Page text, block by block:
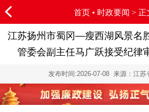
首页• 时政要闻 > 正
江苏扬州市蜀冈—瘦西湖风景名
管委会副主任马广跃接受纪律
发布时间:2026-07-08 来源：江苏